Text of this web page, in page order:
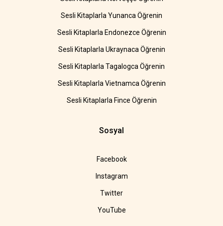
Sesli Kitaplarla Yunanca Öğrenin
Sesli Kitaplarla Endonezce Öğrenin
Sesli Kitaplarla Ukraynaca Öğrenin
Sesli Kitaplarla Tagalogca Öğrenin
Sesli Kitaplarla Vietnamca Öğrenin
Sesli Kitaplarla Fince Öğrenin
Sosyal
Facebook
Instagram
Twitter
YouTube